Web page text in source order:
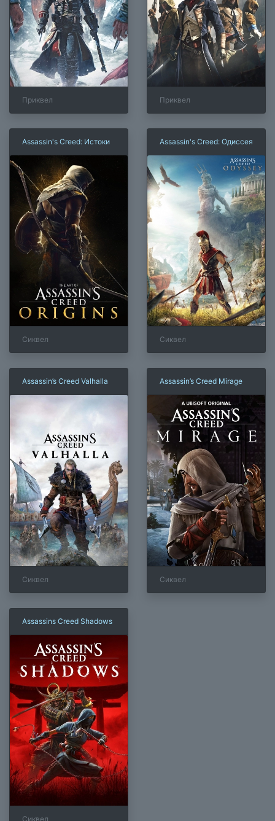
Приквел Приквел
Assassin's Creed: Истоки
Сиквел
Assassin's Creed: Одиссея
Сиквел
Assassin’s Creed Valhalla
Сиквел
Assassin’s Creed Mirage
Сиквел
Assassins Creed Shadows
Сиквел